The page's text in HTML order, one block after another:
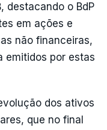
destacando o BdP
em ações e
não financeiras,
emitidos por estas
dos ativos
que no final